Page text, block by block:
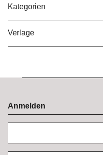
Kategorien
Verlage
Anmelden